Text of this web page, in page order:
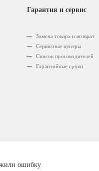
Гарантия и сервис
Замена товара и возврат
Сервисные центры
Список производителей
Гарантийные сроки
ошибку